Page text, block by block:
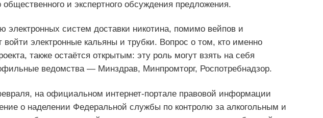
и экспертного обсуждения предложения.
электронных систем доставки никотина, помимо вейпов и
войти электронные кальяны и трубки. Вопрос о том, кто именно
также остаётся открытым: эту роль могут взять на себя
ведомства — Минздрав, Минпромторг, Роспотребнадзор.
на официальном интернет-портале правовой информации
о наделении Федеральной службы по контролю за алкогольным и